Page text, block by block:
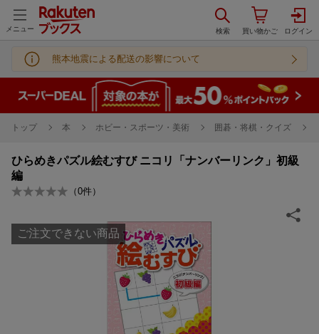
メニュー
熊本地震による配送の影響について
トップ 本 ホビー・スポーツ・美術 囲碁・将棋・クイズ
ひらめきパズル絵むすび ニコリ「ナンバーリンク」初級
編
（0件）
ご注文できない商品